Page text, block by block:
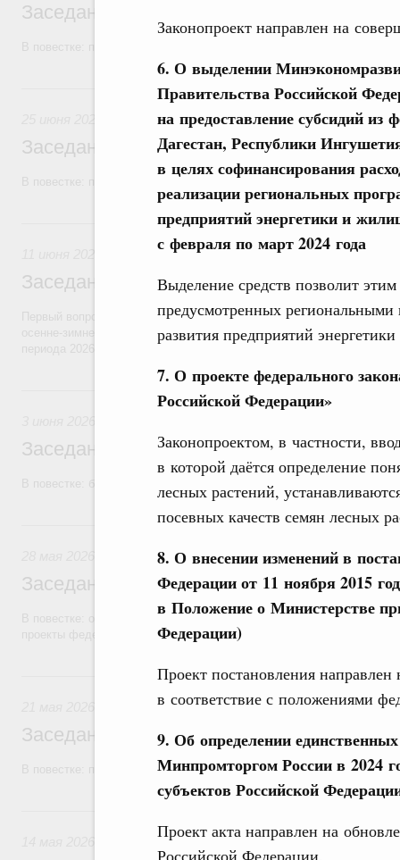
Законопроект направлен на
6. О выделении
Правительства Российской
на предоставление субсидий
Дагестан, Республики
в целях софинансирования
реализации региональных
предприятий энергетики и
с февраля по март 2024 года
Выделение средств позволит
предусмотренных региональными
развития предприятий
7. О проекте федерального
Российской Федерации»
Законопроектом, в частности,
в которой даётся определение
лесных растений,
посевных качеств семян лесных
8. О внесении изменений в
Федерации от 11 ноября 2015
в Положение о Министерстве
Федерации)
Проект постановления
в соответствие с положениями
9. Об определении
Минпромторгом России в 2024
субъектов Российской
Проект акта направлен на
Российской Федерации.
Заседание Правительства (2026 год,
25 июня, четверг
Заседание Правительства (2026 год,
В повестке: проекты федеральных законов, бюджетные
11 июня, четверг
Заседание Правительства (2026 год,
Первый вопрос повестки – об итогах прохождения предприятиями
осенне-зимнего периода 2025–2026 годов и задачах по подготовке
3 июня, среда
Заседание Правительства (2026 год,
28 мая, четверг
Заседание Правительства (2026 год,
В повестке: об исполнении бюджетов государственных
проекты федеральных законов.
21 мая, четверг
Заседание Правительства (2026 год,
В повестке: проекты федеральных законов.